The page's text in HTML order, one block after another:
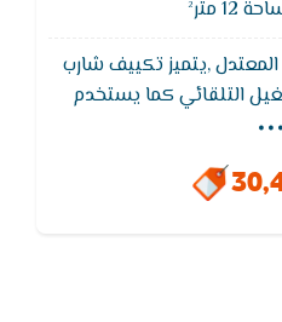
متر²
المعتدل ,يتميز تكييف شارب
التلقائي كما يستخدم
تكييف شارب خاصية MCHX لتوفير الكهرباء حيث يقوم
القدرة على تغيير درجات